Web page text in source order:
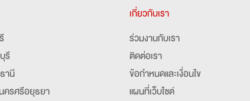
รี
านี
ครศรีอยุธยา
เกี่ยวกับเรา
ร่วมงานกับเรา
ติดต่อเรา
ข้อกำหนดและเงื่อนไข
แผนที่เว็บไซต์